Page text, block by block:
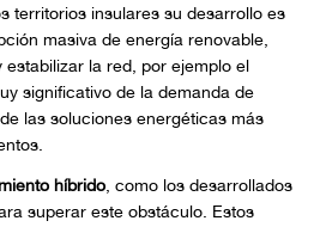
territorios insulares su desarrollo es
masiva de energía renovable,
la red, por ejemplo el
significativo de la demanda de
las soluciones energéticas más
híbrido, como los desarrollados
superar este obstáculo. Estos